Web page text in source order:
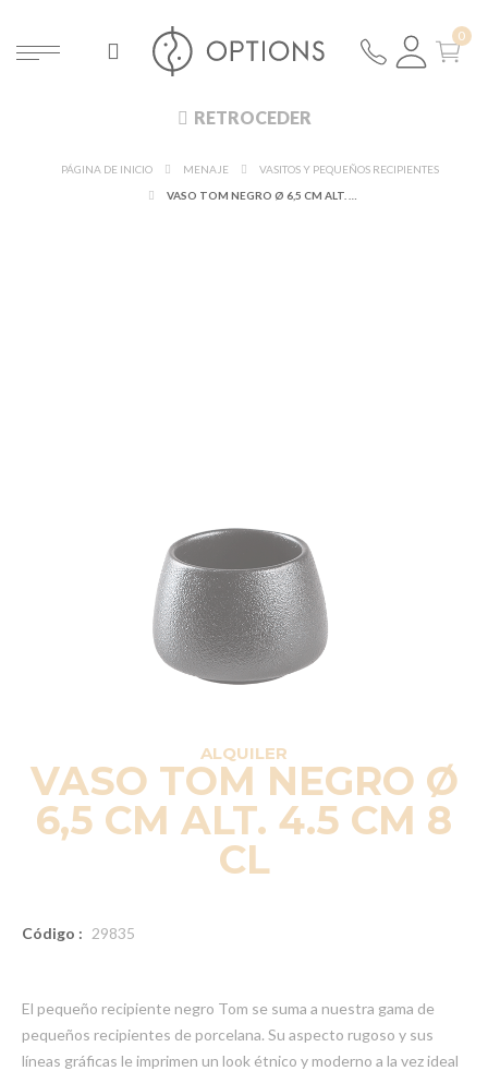
RETROCEDER
PÁGINA DE INICIO MENAJE
VASITOS Y PEQUEÑOS RECIPIENTES
ALQUILER
VASO TOM NEGRO Ø
6,5 CM ALT. 4.5 CM 8
CL
Código : 29835
El pequeño recipiente negro Tom se suma a nuestra gama de
pequeños recipientes de porcelana. Su aspecto rugoso y sus
líneas gráficas le imprimen un look étnico y moderno a la vez ideal